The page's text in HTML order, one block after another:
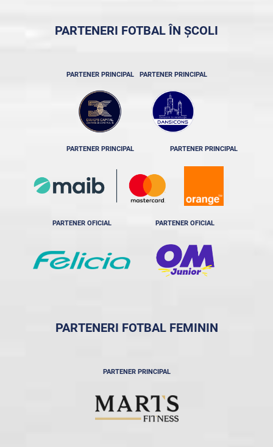
PARTENERI FOTBAL ÎN ȘCOLI
PARTENER PRINCIPAL PARTENER PRINCIPAL
PARTENER PRINCIPAL PARTENER PRINCIPAL
PARTENER OFICIAL PARTENER OFICIAL
PARTENERI FOTBAL FEMININ
PARTENER PRINCIPAL